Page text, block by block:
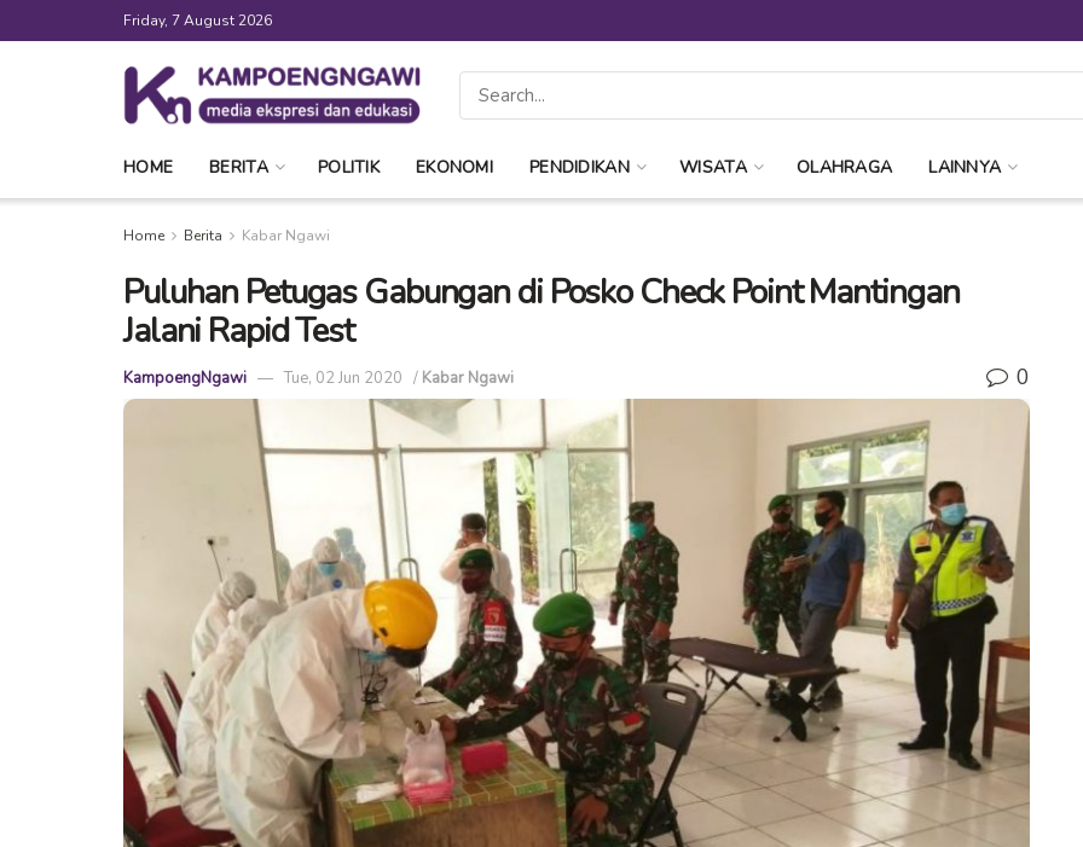
Friday, 7 August 2026
HOME BERITA POLITIK EKONOMI PENDIDIKAN WISATA OLAHRAGA LAINNYA
Home Berita Kabar Ngawi
Puluhan Petugas Gabungan di Posko Check Point Mantingan
Jalani Rapid Test
KampoengNgawi Tue, 02 Jun 2020 / Kabar Ngawi 0